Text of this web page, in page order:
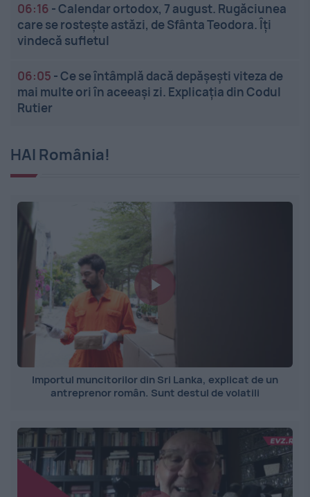
06:16 -Calendar ortodox, 7 august. Rugăciunea
care se rostește astăzi, de Sfânta Teodora. Îți
vindecă sufletul
06:05 -Ce se întâmplă dacă depășești viteza de
mai multe ori în aceeași zi. Explicația din Codul
Rutier
HAI România!
Importul muncitorilor din Sri Lanka, explicat de un
antreprenor român. Sunt destul de volatili